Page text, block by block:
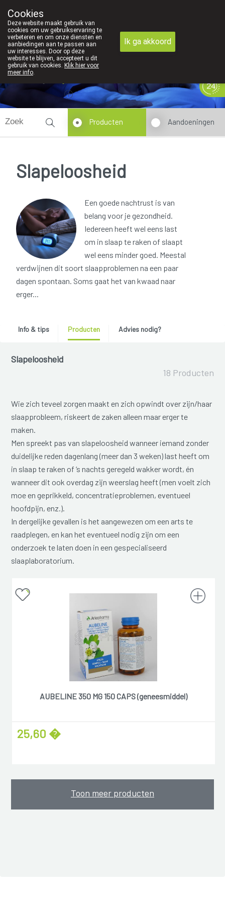
Producten Aandoeningen
Slapeloosheid
Een goede nachtrust is van
belang voor je gezondheid.
Iedereen heeft wel eens last
om in slaap te raken of slaapt
wel eens minder goed. Meestal
verdwijnen dit soort slaapproblemen na een paar
dagen spontaan. Soms gaat het van kwaad naar
erger...
Info & tips Producten Advies nodig?
Slapeloosheid
18 Producten
Wie zich teveel zorgen maakt en zich opwindt over zijn/haar
slaapprobleem, riskeert de zaken alleen maar erger te
maken.
Men spreekt pas van slapeloosheid wanneer iemand zonder
duidelijke reden dagenlang (meer dan 3 weken) last heeft om
in slaap te raken of ‘s nachts geregeld wakker wordt, én
wanneer dit ook overdag zijn weerslag heeft (men voelt zich
moe en geprikkeld, concentratieproblemen, eventueel
hoofdpijn, enz.).
In dergelijke gevallen is het aangewezen om een arts te
raadplegen, en kan het eventueel nodig zijn om een
onderzoek te laten doen in een gespecialiseerd
slaaplaboratorium.
AUBELINE 350 MG 150 CAPS (geneesmiddel)
25,60 �
Toon meer producten
Cookies
Deze website maakt gebruik van
cookies om uw gebruikservaring te
verbeteren en om onze diensten en
aanbiedingen aan te passen aan
uw interesses. Door op deze
website te blijven, accepteert u dit
gebruik van cookies. Klik hier voor
meer info.
Ik ga akkoord